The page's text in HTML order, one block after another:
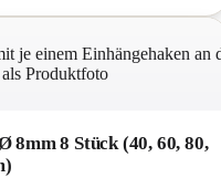
8mm 8 Stück (40, 60, 80,